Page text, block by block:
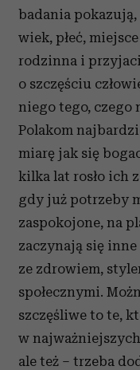
badania pokazują,
wiek, płeć,
rodzinna i
o szczęściu
niego tego, czego
Polakom
miarę jak się
kilka lat rosło ich
gdy już potrzeby
zaspokojone, na
zaczynają się
ze zdrowiem,
społecznymi.
szczęśliwe to te,
w
ale też – trzeba